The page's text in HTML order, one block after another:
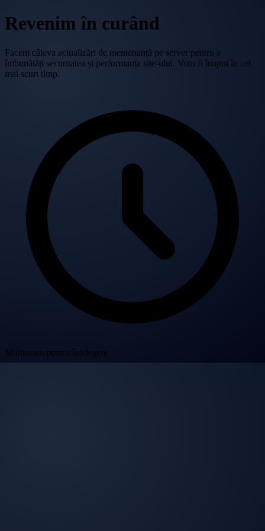
Revenim în curând
Facem câteva actualizări de mentenanță pe server pentru a
îmbunătăți securitatea și performanța site-ului. Vom fi înapoi în cel
mai scurt timp.
Mulțumim pentru înțelegere